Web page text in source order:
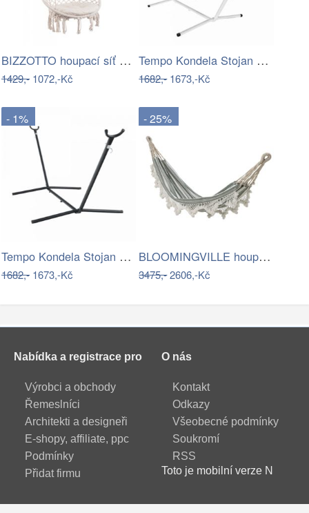
BIZZOTTO houpací síť JAVIER bílá 80x130…
1429,- 1072,-Kč
Tempo Kondela Stojan na houpací síť…
1682,-1673,-Kč
- 1%
Tempo Kondela Stojan na houpací síť…
1682,- 1673,-Kč
- 25%
BLOOMINGVILLE houpací síť CRUZ
3475,-2606,-Kč
Nabídka a registrace pro
Výrobci a obchody
Řemeslníci
Architekti a designeři
E-shopy, affiliate, ppc
Podmínky
Přidat firmu
O nás
Kontakt
Odkazy
Všeobecné podmínky
Soukromí
RSS
Toto je mobilní verze N